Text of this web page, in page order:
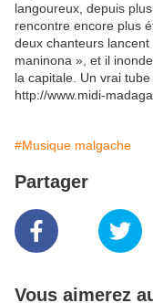
langoureux, depuis
rencontre encore plus
deux chanteurs lancent
maninona », et il
la capitale. Un vrai
http://www.midi-
#Musique malgache
Partager
Vous aimerez